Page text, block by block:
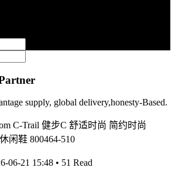
supply, global delivery,honesty-Based.
06-21 15:48 • 51 Read